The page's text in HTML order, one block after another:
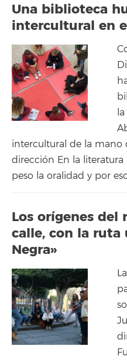
Una biblioteca
intercultural en
intercultural de la mano
dirección En la
peso la oralidad y por
Los orígenes del
calle, con la ruta
Negra»